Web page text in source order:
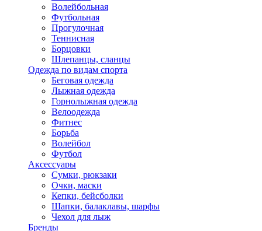
Волейбольная
Футбольная
Прогулочная
Теннисная
Борцовки
Шлепанцы, сланцы
Одежда по видам спорта
Беговая одежда
Лыжная одежда
Горнолыжная одежда
Велоодежда
Фитнес
Борьба
Волейбол
Футбол
Аксессуары
Сумки, рюкзаки
Очки, маски
Кепки, бейсболки
Шапки, балаклавы, шарфы
Чехол для лыж
Бренды